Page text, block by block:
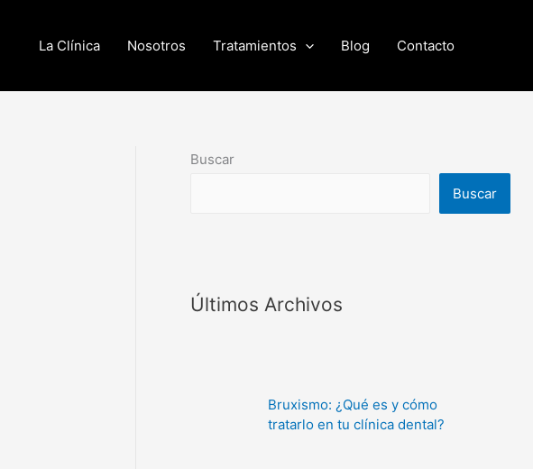
La Clínica Nosotros Tratamientos Blog Contacto
Buscar
Buscar
Últimos Archivos
Bruxismo: ¿Qué es y cómo
tratarlo en tu clínica dental?